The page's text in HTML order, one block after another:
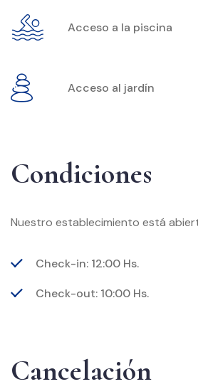
Acceso a la piscina
Acceso al jardín
Condiciones
Nuestro establecimiento está
Check-in: 12:00 Hs.
Check-out: 10:00 Hs.
Cancelación